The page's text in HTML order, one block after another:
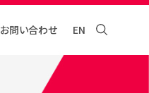
お問い合わせ EN